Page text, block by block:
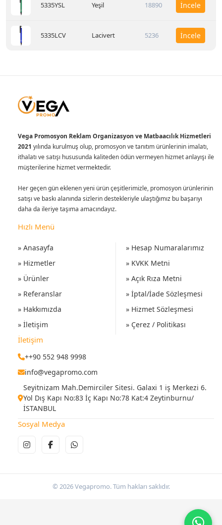
5335YSL Yeşil 18890 İncele
5335LCV Lacivert 5236 İncele
Vega Promosyon Reklam Organizasyon ve Matbaacılık Hizmetleri
2021 yılında kurulmuş olup, promosyon ve tanıtım ürünlerinin imalatı,
ithalatı ve satışı hususunda kaliteden ödün vermeyen hizmet anlayışı ile
müşterilerine hizmet vermektedir.
Her geçen gün eklenen yeni ürün çeşitlerimizle, promosyon ürünlerinin
satışı ve baskı alanında sizlerin destekleriyle ulaştığımız bu başarıyı
daha da ileriye taşıma amacındayız.
Hızlı Menü
» Anasayfa
» Hizmetler
» Ürünler
» Referanslar
» Hakkımızda
» İletişim
» Hesap Numaralarımız
» KVKK Metni
» Açık Rıza Metni
» İptal/İade Sözleşmesi
» Hizmet Sözleşmesi
» Çerez / Politikası
İletişim
++90 552 948 9998
info@vegapromo.com
Seyitnizam Mah.Demirciler Sitesi. Galaxi 1 iş Merkezi 6.
Yol Dış Kapı No:83 İç Kapı No:78 Kat:4 Zeytinburnu/
İSTANBUL
Sosyal Medya
© 2026 Vegapromo. Tüm hakları saklıdır.